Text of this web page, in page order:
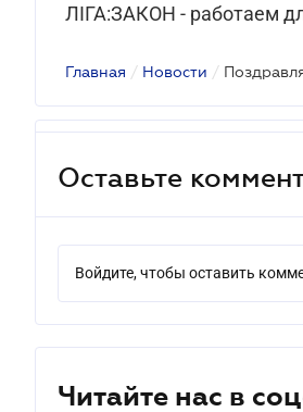
ЛІГА:ЗАКОН - работаем
Главная / Новости /
Оставьте
Войдите, чтобы оставить
Читайте нас в